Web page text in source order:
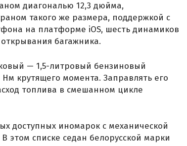
диагональю 12,3 дюйма,
такого же размера, поддержкой с
на платформе iOS, шесть динамиков
багажника.
— 1,5-литровый бензиновый
крутящего момента. Заправлять его
топлива в смешанном цикле
доступных иномарок с механической
этом списке седан белорусской марки